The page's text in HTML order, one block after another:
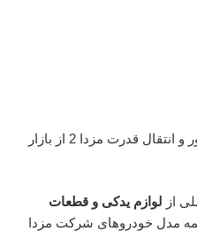
فروش و پخش کلیه قطعات موتور و انتقال قدرت مزدا 2 از بازار
از لوازم یدکی و قطعات
مدل خودروهای شرکت مزدا